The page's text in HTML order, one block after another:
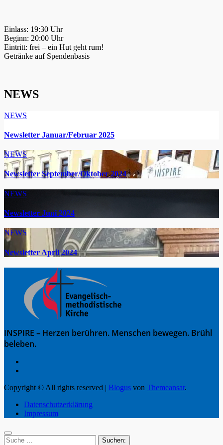
Einlass: 19:30 Uhr
Beginn: 20:00 Uhr
Eintritt: frei – ein Hut geht rum!
Getränke auf Spendenbasis
NEWS
NEWS
Newsletter Januar/Februar 2025
NEWS
Newsletter September/Oktober 2024
NEWS
Newsletter Juni 2024
NEWS
Newsletter April 2024
INSPIRE – Herzen berühren. Menschen bewegen. Brühl
beleben.
Copyright © All rights reserved | Blogus von Themeansar.
Datenschutzerklärung
Impressum
Suche